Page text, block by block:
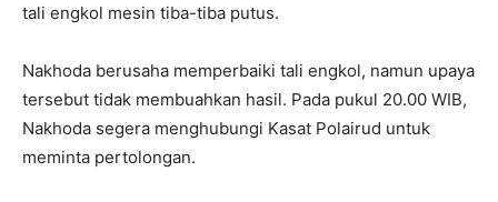
tali engkol mesin tiba-tiba putus.
Nakhoda berusaha memperbaiki tali engkol, namun upaya
tersebut tidak membuahkan hasil. Pada pukul 20.00 WIB,
Nakhoda segera menghubungi Kasat Polairud untuk
meminta pertolongan.